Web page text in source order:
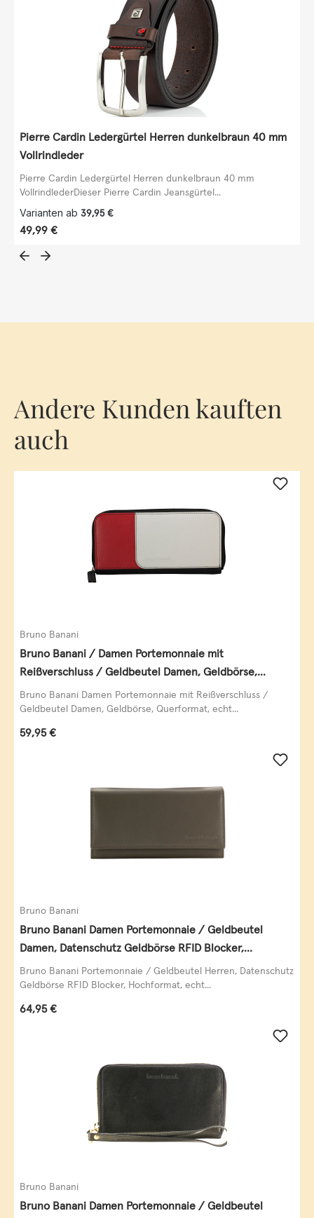
Pierre Cardin Ledergürtel Herren dunkelbraun 40 mm
Vollrindleder
Pierre Cardin Ledergürtel Herren dunkelbraun 40 mm
VollrindlederDieser Pierre Cardin Jeansgürtel...
Varianten ab 39,95 €
Regulärer Preis:
49,99 €
Andere Kunden kauften
auch
Bruno Banani
Bruno Banani / Damen Portemonnaie mit
Reißverschluss / Geldbeutel Damen, Geldbörse,
Querformat, echt Leder, black/white/red
Bruno Banani Damen Portemonnaie mit Reißverschluss /
Geldbeutel Damen, Geldbörse, Querformat, echt...
Regulärer Preis:
59,95 €
Bruno Banani
Bruno Banani Damen Portemonnaie / Geldbeutel
Damen, Datenschutz Geldbörse RFID Blocker,
Querformat, echt Leder, taupe
Bruno Banani Portemonnaie / Geldbeutel Herren, Datenschutz
Geldbörse RFID Blocker, Hochformat, echt...
Regulärer Preis:
64,95 €
Bruno Banani
Bruno Banani Damen Portemonnaie / Geldbeutel